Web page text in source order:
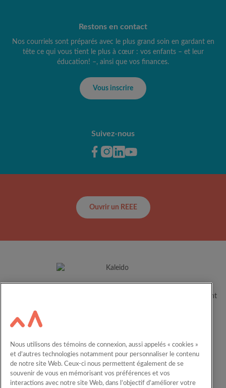
Restons en contact
Nos courriels sont préparés avec le plus grand soin en gardant en
tête ce qui vous tient le plus à cœur : vos enfants – et leur
éducation! –, ainsi que vos finances.
Vous inscrire
Suivez-nous
Ouvrir un REEE
concrétiser le plein potentiel de leurs enfants en les accompagnant
Calculateur
English
Nous joindre
REEE en entreprise
Nous utilisons des témoins de connexion, aussi appelés « cookies »
et d’autres technologies notamment pour personnaliser le contenu
de notre site Web. Ceux-ci nous permettent également de se
souvenir de vous en mémorisant vos préférences et vos
interactions avec notre site Web, dans l’objectif d’améliorer votre